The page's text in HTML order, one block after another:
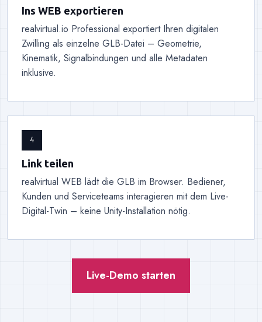
Ins WEB exportieren
realvirtual.io Professional exportiert Ihren digitalen
Zwilling als einzelne GLB-Datei – Geometrie,
Kinematik, Signalbindungen und alle Metadaten
inklusive.
4
Link teilen
realvirtual WEB lädt die GLB im Browser. Bediener,
Kunden und Serviceteams interagieren mit dem Live-
Digital-Twin – keine Unity-Installation nötig.
Live-Demo starten